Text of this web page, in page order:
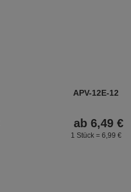
APV-12E-12
ab 6,49 €
1 Stück = 6, 99 €